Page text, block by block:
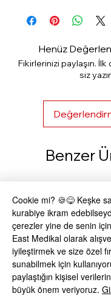
Henüz
Fikirlerinizi paylaşın.
siz
Benzer
Cookie mi? 🍪😋 Keşke
kurabiye ikram
çerezler yine de senin
East Medikal olarak
iyileştirmek ve size özel
sunabilmek için
paylaştığın kişisel
büyük önem veriyoruz.